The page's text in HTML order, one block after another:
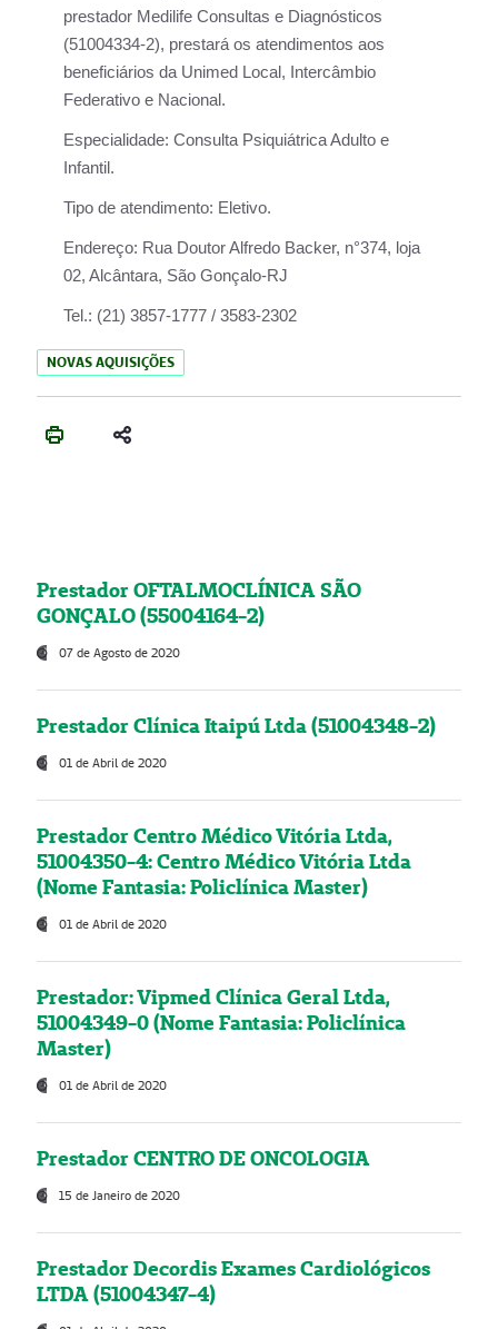
prestador Medilife Consultas e Diagnósticos
(51004334-2), prestará os atendimentos aos
beneficiários da Unimed Local, Intercâmbio
Federativo e Nacional.
Especialidade: Consulta Psiquiátrica Adulto e
Infantil.
Tipo de atendimento: Eletivo.
Endereço: Rua Doutor Alfredo Backer, n°374, loja
02, Alcântara, São Gonçalo-RJ
Tel.: (21) 3857-1777 / 3583-2302
NOVAS AQUISIÇÕES
Prestador OFTALMOCLÍNICA SÃO
GONÇALO (55004164-2)
07 de Agosto de 2020
Prestador Clínica Itaipú Ltda (51004348-2)
01 de Abril de 2020
Prestador Centro Médico Vitória Ltda,
51004350-4: Centro Médico Vitória Ltda
(Nome Fantasia: Policlínica Master)
01 de Abril de 2020
Prestador: Vipmed Clínica Geral Ltda,
51004349-0 (Nome Fantasia: Policlínica
Master)
01 de Abril de 2020
Prestador CENTRO DE ONCOLOGIA
15 de Janeiro de 2020
Prestador Decordis Exames Cardiológicos
LTDA (51004347-4)